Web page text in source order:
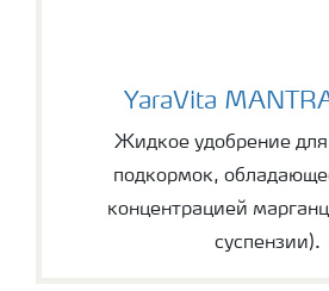
YaraVita MANTRAC PRO
YaraVita
Жидкое удобрение
подкормок,
концентрацией
суспензии).